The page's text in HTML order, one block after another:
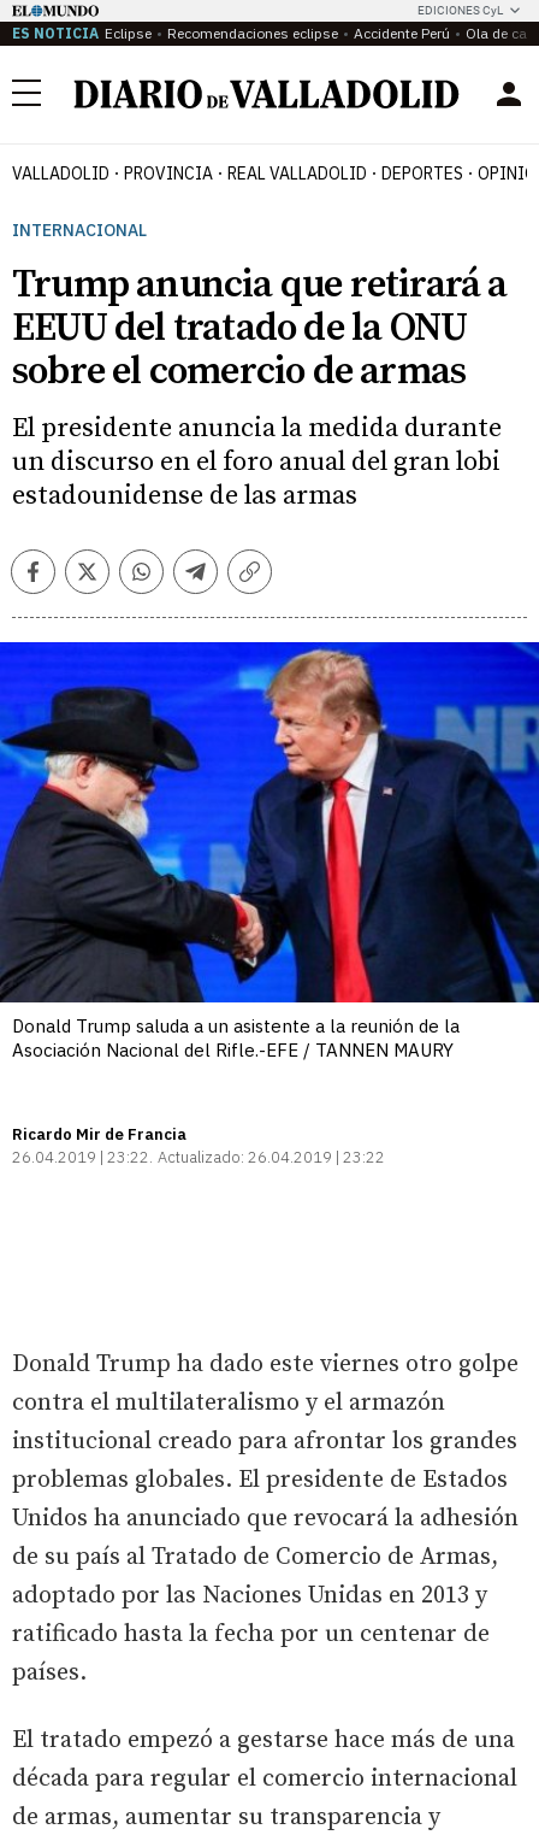
EDICIONES CyL
ES NOTICIA Eclipse Recomendaciones eclipse Accidente Perú Ola de
Menú
VALLADOLID PROVINCIA REAL VALLADOLID DEPORTES
INTERNACIONAL
Trump anuncia que retirará a
EEUU del tratado de la ONU
sobre el comercio de armas
El presidente anuncia la medida durante
un discurso en el foro anual del gran lobi
estadounidense de las armas
FacebookTwitterWhatsappTelegramCopiar
Donald Trump saluda a un asistente a la reunión de la
Asociación Nacional del Rifle.-EFE / TANNEN MAURY
Ricardo Mir de Francia
26.04.2019 | 23:22 Actualizado: 26.04.2019 | 23:22
Donald Trump ha dado este viernes otro golpe
contra el multilateralismo y el armazón
institucional creado para afrontar los grandes
problemas globales. El presidente de Estados
Unidos ha anunciado que revocará la adhesión
de su país al Tratado de Comercio de Armas,
adoptado por las Naciones Unidas en 2013 y
ratificado hasta la fecha por un centenar de
países.
El tratado empezó a gestarse hace más de una
década para regular el comercio internacional
de armas, aumentar su transparencia y